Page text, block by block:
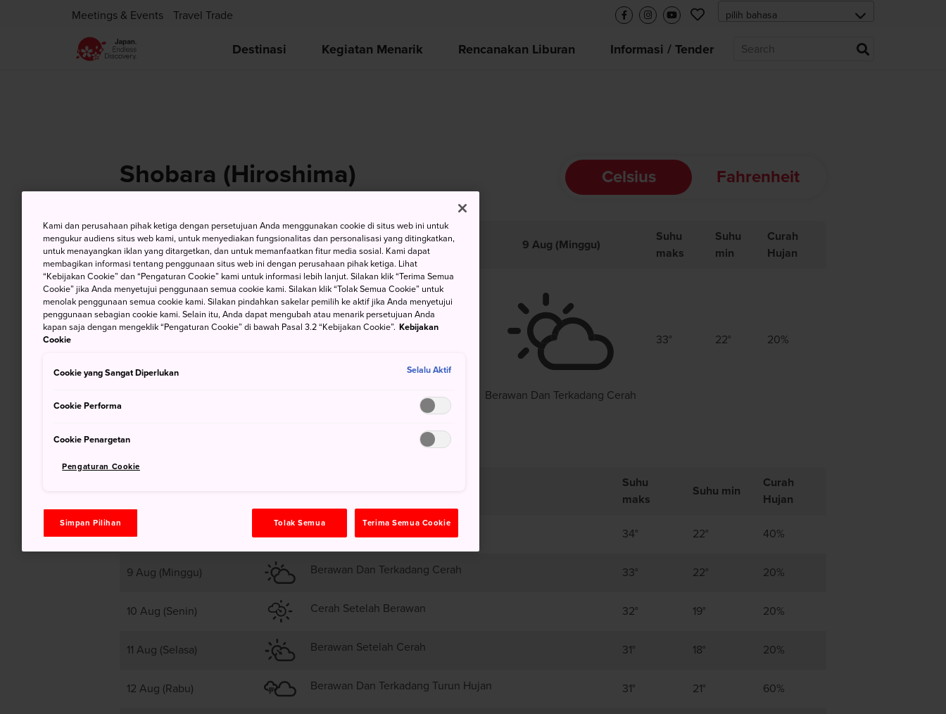
Meetings & Events Travel Trade
Destinasi Kegiatan Menarik Rencanakan Liburan Informasi / Tender
Shobara (Hiroshima) Celsius Fahrenheit
8 Aug (Sabtu)
Suhu
maks
Suhu
min
Curah
Hujan
9 Aug (Minggu)
Suhu
maks
Suhu
min
Curah
Hujan
Berawan Dan Terkadang Cerah
33° 22° 20%
Suhu
maks
Suhu min
Curah
Hujan
8 Aug (Sabtu) 34° 22° 40%
9 Aug (Minggu) Berawan Dan Terkadang Cerah 33° 22° 20%
10 Aug (Senin) Cerah Setelah Berawan 32° 19° 20%
11 Aug (Selasa) Berawan Setelah Cerah 31° 18° 20%
12 Aug (Rabu) Berawan Dan Terkadang Turun Hujan 31° 21° 60%
Kami dan perusahaan pihak ketiga dengan persetujuan Anda menggunakan cookie di situs web ini untuk
mengukur audiens situs web kami, untuk menyediakan fungsionalitas dan personalisasi yang ditingkatkan,
untuk menayangkan iklan yang ditargetkan, dan untuk memanfaatkan fitur media sosial. Kami dapat
membagikan informasi tentang penggunaan situs web ini dengan perusahaan pihak ketiga. Lihat
“Kebijakan Cookie” dan “Pengaturan Cookie” kami untuk informasi lebih lanjut. Silakan klik “Terima Semua
Cookie” jika Anda menyetujui penggunaan semua cookie kami. Silakan klik “Tolak Semua Cookie” untuk
menolak penggunaan semua cookie kami. Silakan pindahkan sakelar pemilih ke aktif jika Anda menyetujui
penggunaan sebagian cookie kami. Selain itu, Anda dapat mengubah atau menarik persetujuan Anda
kapan saja dengan mengeklik “Pengaturan Cookie” di bawah Pasal 3.2 “Kebijakan Cookie”. Kebijakan
Cookie
Cookie yang Sangat Diperlukan Selalu Aktif
Cookie Performa
Cookie Penargetan
Pengaturan Cookie
Simpan Pilihan Tolak Semua Terima Semua Cookie